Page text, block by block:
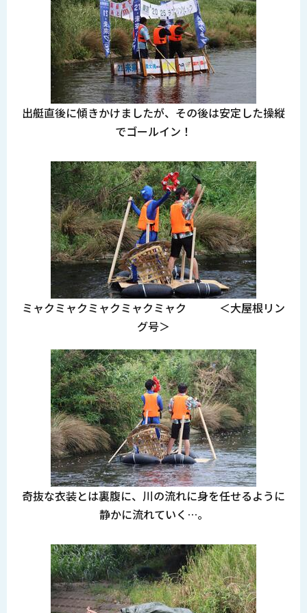
出艇直後に傾きかけましたが、その後は安定した操縦
でゴールイン！
ミャクミャクミャクミャクミャク ＜大屋根リン
グ号＞
奇抜な衣装とは裏腹に、川の流れに身を任せるように
静かに流れていく…。